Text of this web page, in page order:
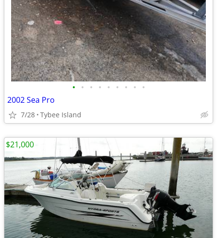
• • • • • • • • •
2002 Sea Pro
7/28 Tybee Island
$21,000